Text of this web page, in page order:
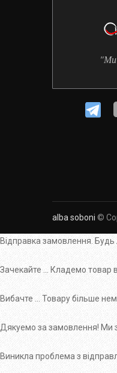
"Ми
alba soboni ©
Відправка замовлення. Будь
Зачекайте ... Кладемо товар
Вибачте ... Товару більше
Дякуемо за замовлення! Ми
Виникла проблема з